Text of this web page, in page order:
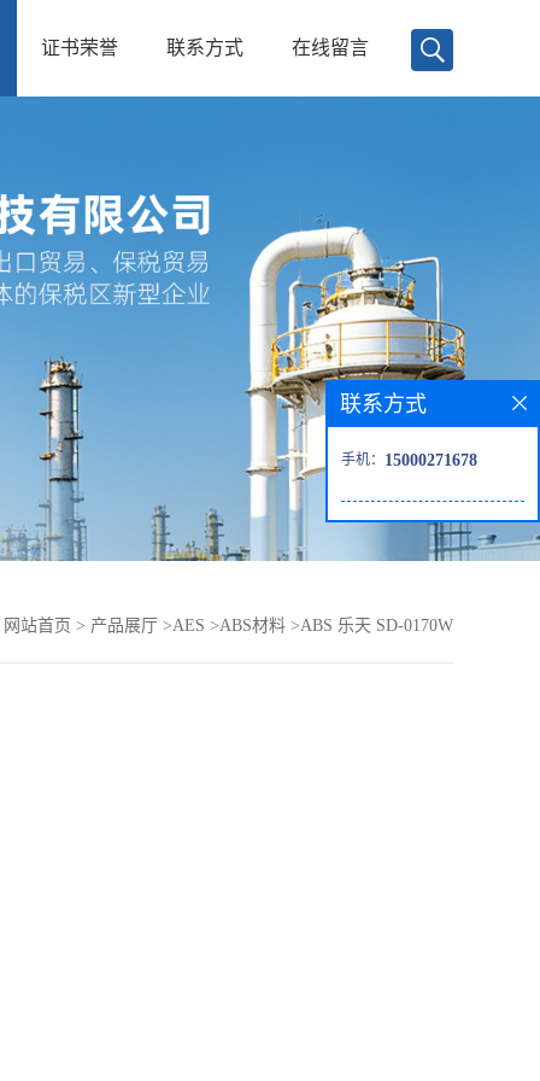
证书荣誉 联系方式 在线留言
网站首页 > 产品展厅 >AES >ABS材料 >ABS 乐天 SD-0170W
联系方式
手机： 15000271678